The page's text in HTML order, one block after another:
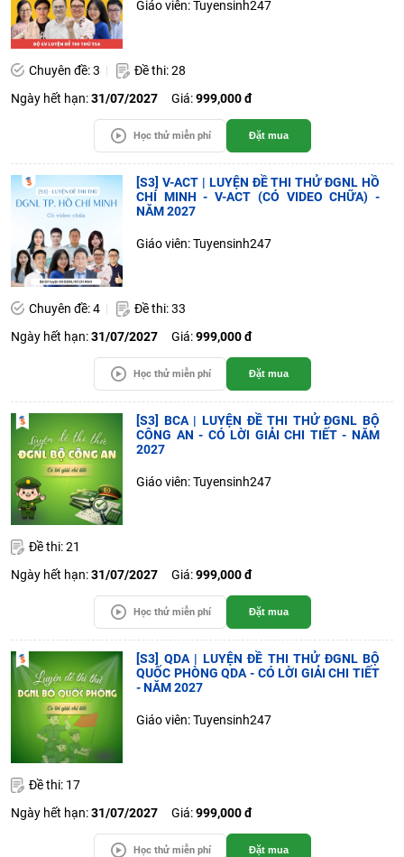
Giáo viên: Tuyensinh247
Chuyên đề: 3
Đề thi: 28
Ngày hết hạn:31/07/2027 Giá:999,000 đ
Học thử miễn phí Đặt mua
[S3] V-ACT | LUYỆN ĐỀ THI THỬ ĐGNL HỒ
CHÍ MINH - V-ACT (CÓ VIDEO CHỮA) -
NĂM 2027
Giáo viên: Tuyensinh247
Chuyên đề: 4
Đề thi: 33
Ngày hết hạn:31/07/2027 Giá:999,000 đ
Học thử miễn phí Đặt mua
[S3] BCA | LUYỆN ĐỀ THI THỬ ĐGNL BỘ
CÔNG AN - CÓ LỜI GIẢI CHI TIẾT - NĂM
2027
Giáo viên: Tuyensinh247
Đề thi: 21
Ngày hết hạn:31/07/2027 Giá:999,000 đ
Học thử miễn phí Đặt mua
[S3] QDA | LUYỆN ĐỀ THI THỬ ĐGNL BỘ
QUỐC PHÒNG QDA - CÓ LỜI GIẢI CHI TIẾT
- NĂM 2027
Giáo viên: Tuyensinh247
Đề thi: 17
Ngày hết hạn:31/07/2027 Giá:999,000 đ
Học thử miễn phí Đặt mua